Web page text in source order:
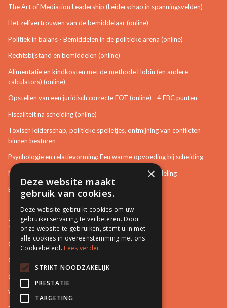
The Art of Mediation Leadership (Leiderschap in spanningsvelden)
Het zelfvertrouwen van de bemiddelaar (online)
Politiek in balans - Bemiddelen in de politieke arena (online)
Rechtsbijstand en bemiddelen (online)
Alimentatie en kindkosten met de methode Hobin (en andere
calculators) (online)
Opstellen van een juridisch correcte EOT (online) - 4 FBC punten
Fiscaliteit na scheiding (online)
Toxisch leiderschap, politieke spelletjes, ontmijning van conflicten
binnen besturen
Psychologie en relatievorming: Een warme opvoeding bij scheiding
Neurotisch of afwijkend gedrag herkennen in bemiddeling
Bemiddeling in bouwzaken
Pro Mediation
Contact
Over ons
Onze docenten
Video's
×
Deze website maakt
gebruik van cookies.
Deze website gebruikt cookies om uw
gebruikerservaring te verbeteren. Door
onze website te gebruiken, stemt u in met
alle cookies in overeenstemming met ons
Cookiebeleid. Lees verder
STRIKT NOODZAKELIJK
PRESTATIE
TARGETING